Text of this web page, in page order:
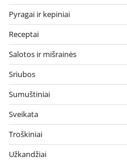
Pyragai ir kepiniai
Receptai
Salotos ir mišrainės
Sriubos
Sumuštiniai
Sveikata
Troškiniai
Užkandžiai